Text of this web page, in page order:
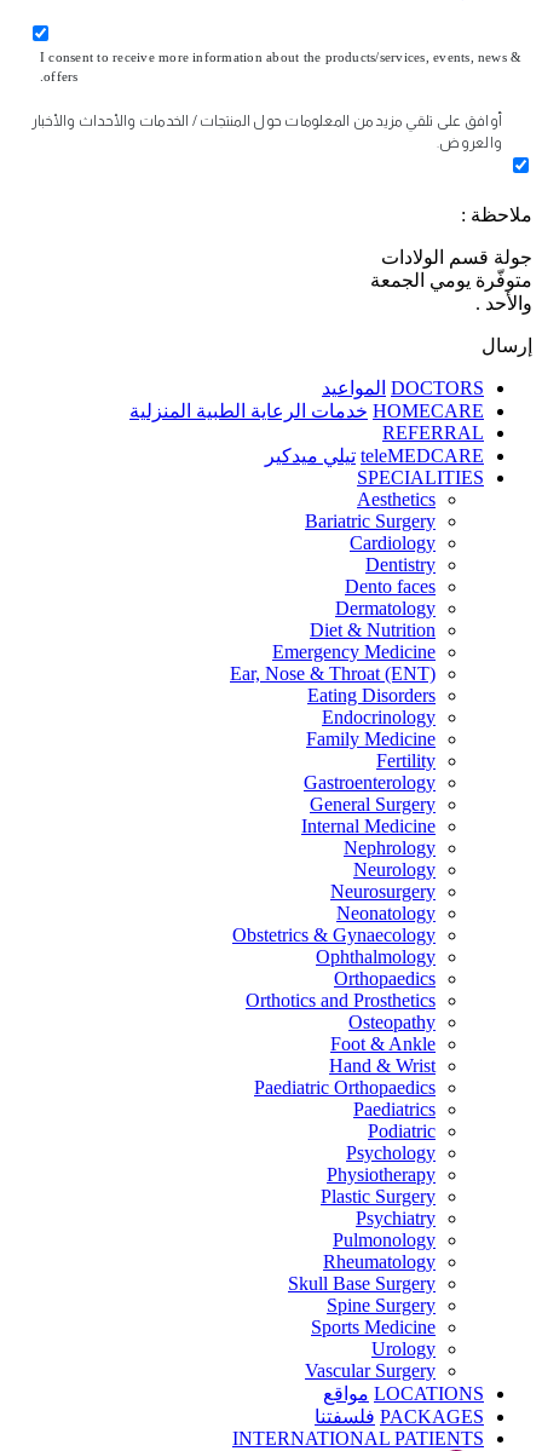
I consent to receive more information about the products/services, events, news &
offers.
أوافق على تلقي مزيد من المعلومات حول المنتجات / الخدمات والأحداث والأخبار
والعروض.
ملاحظة :
جولة قسم الولادات
متوفّرة يومي الجمعة
والأحد .
إرسال
DOCTORS المواعيد
HOMECARE خدمات الرعاية الطبية المنزلية
REFERRAL
teleMEDCARE تيلي ميدكير
SPECIALITIES
Aesthetics
Bariatric Surgery
Cardiology
Dentistry
Dento faces
Dermatology
Diet & Nutrition
Emergency Medicine
Ear, Nose & Throat (ENT)
Eating Disorders
Endocrinology
Family Medicine
Fertility
Gastroenterology
General Surgery
Internal Medicine
Nephrology
Neurology
Neurosurgery
Neonatology
Obstetrics & Gynaecology
Ophthalmology
Orthopaedics
Orthotics and Prosthetics
Osteopathy
Foot & Ankle
Hand & Wrist
Paediatric Orthopaedics
Paediatrics
Podiatric
Psychology
Physiotherapy
Plastic Surgery
Psychiatry
Pulmonology
Rheumatology
Skull Base Surgery
Spine Surgery
Sports Medicine
Urology
Vascular Surgery
LOCATIONS مواقع
PACKAGES فلسفتنا
INTERNATIONAL PATIENTS